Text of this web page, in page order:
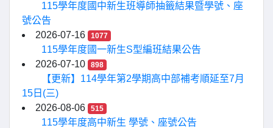
115學年度國中新生班導師抽籤結果暨學號、座
號公告
2026-07-16
1077
115學年度國一新生S型編班結果公告
2026-07-10
898
【更新】114學年第2學期高中部補考順延至7月
15日(三)
2026-08-06
515
115學年度高中新生 學號、座號公告